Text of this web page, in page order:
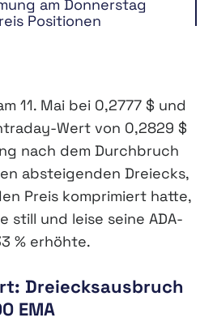
am Donnerstag
Positionen
11. Mai bei 0,2777 $ und
Wert von 0,2829 $
nach dem Durchbruch
absteigenden Dreiecks,
Preis komprimiert hatte,
still und leise seine ADA-
% erhöhte.
Dreiecksausbruch
EMA